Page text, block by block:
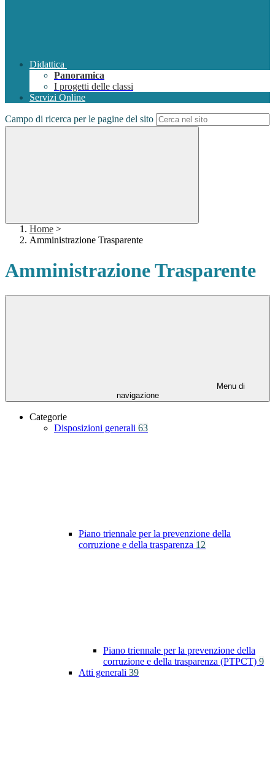
Didattica
Panoramica
I progetti delle classi
Servizi Online
Campo di ricerca per le pagine del sito
Home >
Amministrazione Trasparente
Amministrazione Trasparente
Menu di
navigazione
Categorie
Disposizioni generali 63
Piano triennale per la prevenzione della
corruzione e della trasparenza 12
Piano triennale per la prevenzione della
corruzione e della trasparenza (PTPCT) 9
Atti generali 39